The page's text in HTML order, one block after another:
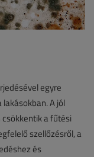
egyre
A jól
a fűtési
szellőzésről, a
és